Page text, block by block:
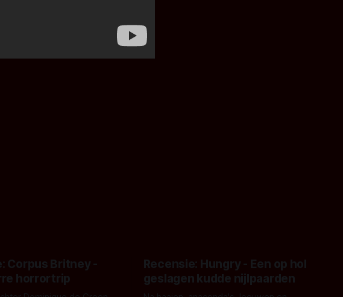
Corpus Britney -
horrortrip
Recensie: Hungry - Een op hol
geslagen kudde nijlpaarden